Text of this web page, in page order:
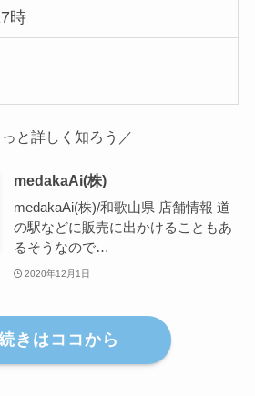
時
っと詳しく知ろう／
medakaAi(株)
medakaAi(株)/和歌山県 店舗情報 道
の駅などに販売に出かけることもあ
るそうなので…
2020年12月1日
きはココから